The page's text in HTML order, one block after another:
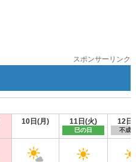
スポンサーリンク
10日(月) 11日(火)
巳の日
12日
不成